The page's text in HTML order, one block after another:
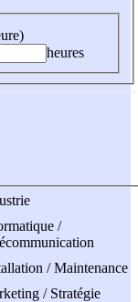
heures
/
/ Maintenance
/ Stratégie